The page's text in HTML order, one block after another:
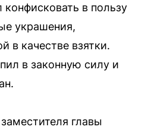
в пользу
украшения,
в качестве взятки.
в законную силу и
главы